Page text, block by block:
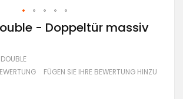
- Doppeltür massiv
FÜGEN SIE IHRE BEWERTUNG HINZU